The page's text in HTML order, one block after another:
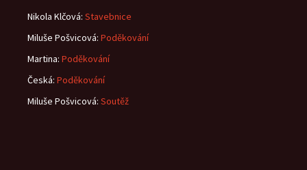
Nikola Klčová: Stavebnice
Miluše Pošvicová: Poděkování
Martina: Poděkování
Česká: Poděkování
Miluše Pošvicová: Soutěž